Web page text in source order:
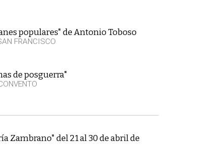
populares" de Antonio Toboso
FRANCISCO
de posguerra"
Zambrano" del 21 al 30 de abril de